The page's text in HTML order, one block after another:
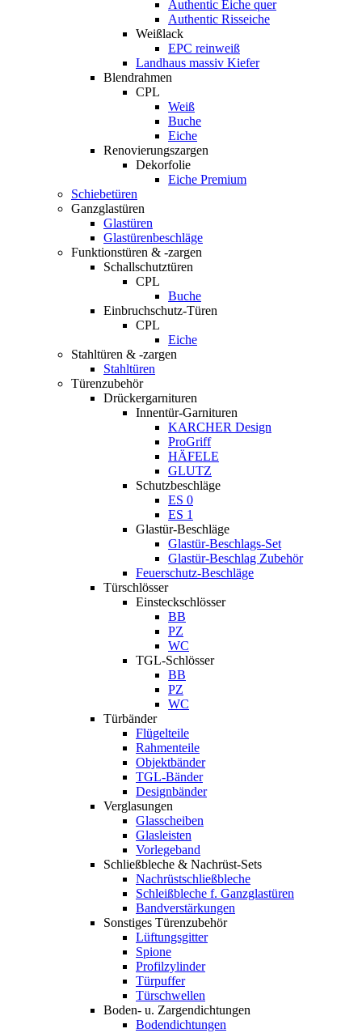
Authentic Eiche quer
Authentic Risseiche
Weißlack
EPC reinweiß
Landhaus massiv Kiefer
Blendrahmen
CPL
Weiß
Buche
Eiche
Renovierungszargen
Dekorfolie
Eiche Premium
Schiebetüren
Ganzglastüren
Glastüren
Glastürenbeschläge
Funktionstüren & -zargen
Schallschutztüren
CPL
Buche
Einbruchschutz-Türen
CPL
Eiche
Stahltüren & -zargen
Stahltüren
Türenzubehör
Drückergarnituren
Innentür-Garnituren
KARCHER Design
ProGriff
HÄFELE
GLUTZ
Schutzbeschläge
ES 0
ES 1
Glastür-Beschläge
Glastür-Beschlags-Set
Glastür-Beschlag Zubehör
Feuerschutz-Beschläge
Türschlösser
Einsteckschlösser
BB
PZ
WC
TGL-Schlösser
BB
PZ
WC
Türbänder
Flügelteile
Rahmenteile
Objektbänder
TGL-Bänder
Designbänder
Verglasungen
Glasscheiben
Glasleisten
Vorlegeband
Schließbleche & Nachrüst-Sets
Nachrüstschließbleche
Schleißbleche f. Ganzglastüren
Bandverstärkungen
Sonstiges Türenzubehör
Lüftungsgitter
Spione
Profilzylinder
Türpuffer
Türschwellen
Boden- u. Zargendichtungen
Bodendichtungen